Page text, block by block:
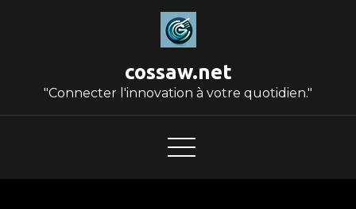
cossaw.net
"Connecter l'innovation à votre quotidien."